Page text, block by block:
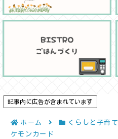
記事内に広告が含まれています
ホーム くらしと子育て
ケモンカード